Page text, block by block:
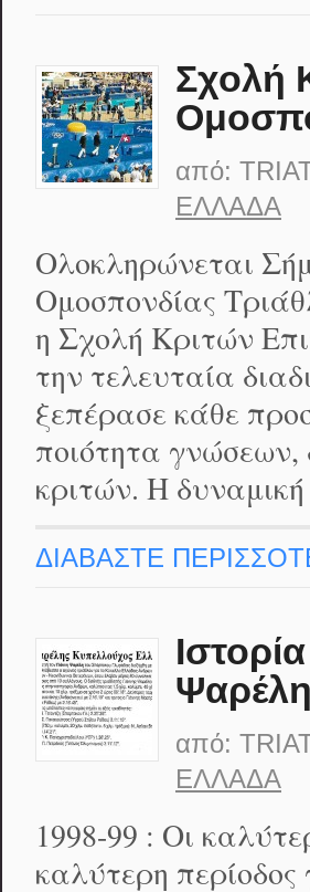
Σχολή
από:
ΕΛΛΆΔΑ
Ολοκληρώνεται
Ομοσπονδίας
η Σχολή Κριτών
την τελευταία
ξεπέρασε κάθε
ποιότητα
κριτών. Η
ΔΙΑΒΑΣΤΕ
από:
ΕΛΛΆΔΑ
1998-99 : Οι
καλύτερη